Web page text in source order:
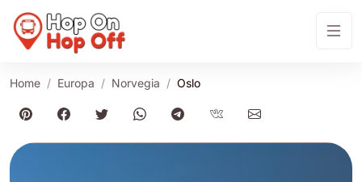
Home Europa Norvegia Oslo